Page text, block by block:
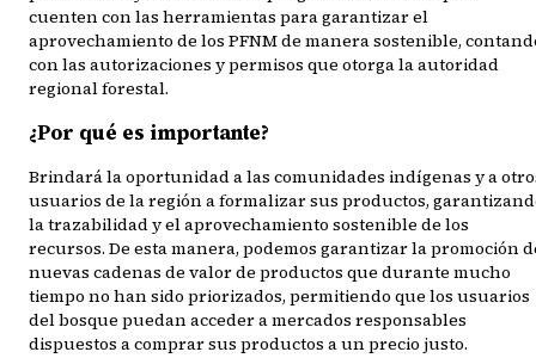
cuenten con las herramientas para garantizar el
aprovechamiento de los PFNM de manera sostenible,
con las autorizaciones y permisos que otorga la autoridad
regional forestal.
¿Por qué es importante?
Brindará la oportunidad a las comunidades indígenas y a
usuarios de la región a formalizar sus productos,
la trazabilidad y el aprovechamiento sostenible de los
recursos. De esta manera, podemos garantizar la promoción
nuevas cadenas de valor de productos que durante mucho
tiempo no han sido priorizados, permitiendo que los usuarios
del bosque puedan acceder a mercados responsables
dispuestos a comprar sus productos a un precio justo.